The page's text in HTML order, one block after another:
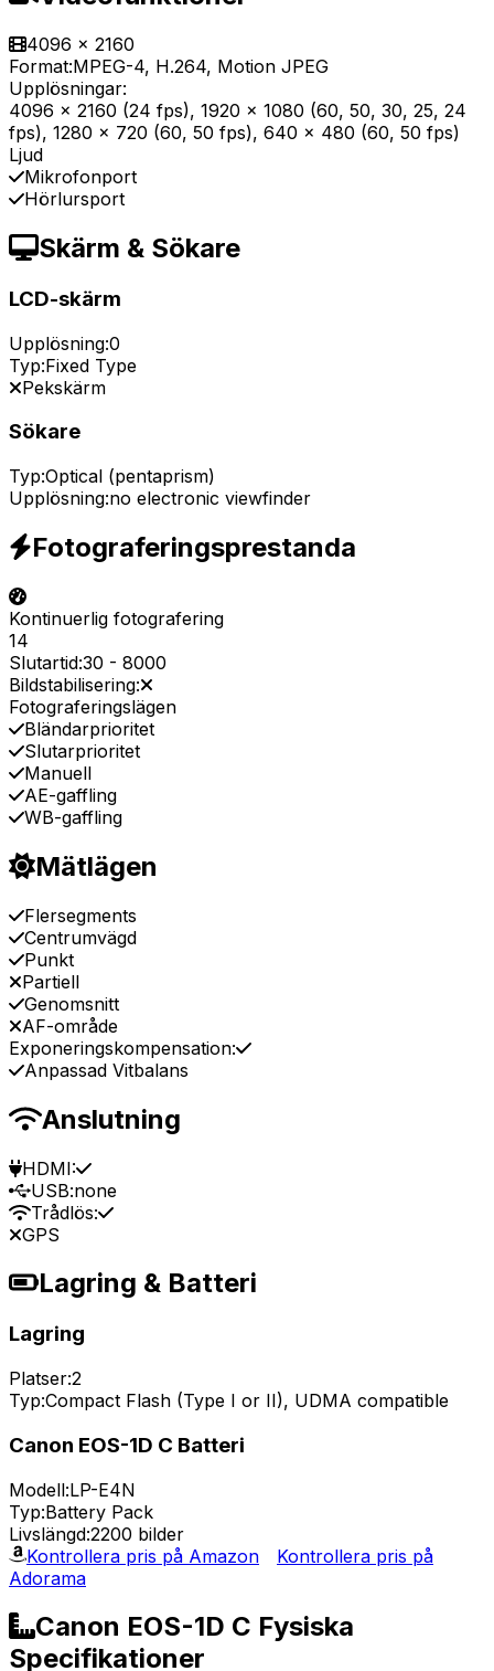
4096 x 2160
Format:MPEG-4, H.264, Motion JPEG
Upplösningar:
4096 x 2160 (24 fps), 1920 x 1080 (60, 50, 30, 25, 24
fps), 1280 x 720 (60, 50 fps), 640 x 480 (60, 50 fps)
Ljud
Mikrofonport
Hörlursport
Skärm & Sökare
LCD-skärm
Upplösning:0
Typ:Fixed Type
Pekskärm
Sökare
Typ:Optical (pentaprism)
Upplösning:no electronic viewfinder
Fotograferingsprestanda
Kontinuerlig fotografering
14
Slutartid:30 - 8000
Bildstabilisering:
Fotograferingslägen
Bländarprioritet
Slutarprioritet
Manuell
AE-gaffling
WB-gaffling
Mätlägen
Flersegments
Centrumvägd
Punkt
Partiell
Genomsnitt
AF-område
Exponeringskompensation:
Anpassad Vitbalans
Anslutning
HDMI:
USB:none
Trådlös:
GPS
Lagring & Batteri
Lagring
Platser:2
Typ:Compact Flash (Type I or II), UDMA compatible
Canon EOS-1D C Batteri
Modell:LP-E4N
Typ:Battery Pack
Livslängd:2200 bilder
Kontrollera pris på Amazon
Kontrollera pris på
Adorama
Canon EOS-1D C Fysiska
Specifikationer